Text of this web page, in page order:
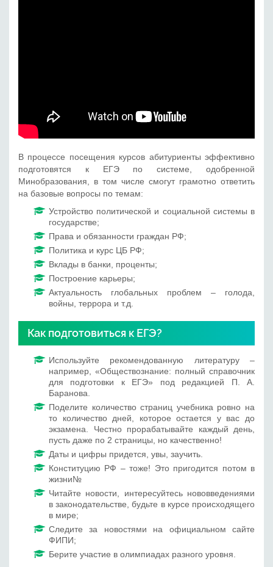
В процессе посещения курсов абитуриенты эффективно
подготовятся к ЕГЭ по системе, одобренной
Минобразования, в том числе смогут грамотно ответить
на базовые вопросы по темам:
Устройство политической и социальной системы в
государстве;
Права и обязанности граждан РФ;
Политика и курс ЦБ РФ;
Вклады в банки, проценты;
Построение карьеры;
Актуальность глобальных проблем – голода,
войны, террора и т.д.
Как подготовиться к ЕГЭ?
Используйте рекомендованную литературу –
например, «Обществознание: полный справочник
для подготовки к ЕГЭ» под редакцией П. А.
Баранова.
Поделите количество страниц учебника ровно на
то количество дней, которое остается у вас до
экзамена. Честно прорабатывайте каждый день,
пусть даже по 2 страницы, но качественно!
Даты и цифры придется, увы, заучить.
Конституцию РФ – тоже! Это пригодится потом в
жизни№
Читайте новости, интересуйтесь нововведениями
в законодательстве, будьте в курсе происходящего
в мире;
Следите за новостями на официальном сайте
ФИПИ;
Берите участие в олимпиадах разного уровня.